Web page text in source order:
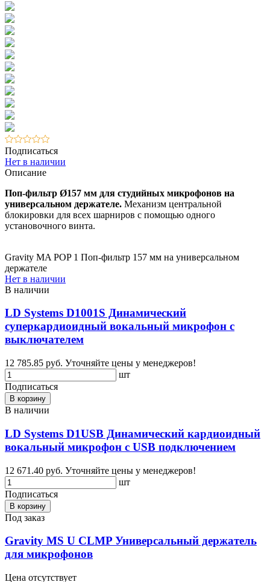
Подписаться
Нет в наличии
Описание
Поп-фильтр Ø157 мм для студийных микрофонов на
универсальном держателе. Механизм центральной
блокировки для всех шарниров с помощью одного
установочного винта.
Gravity MA POP 1 Поп-фильтр 157 мм на универсальном
держателе
Нет в наличии
В наличии
LD Systems D1001S Динамический
суперкардиоидный вокальный микрофон с
выключателем
12 785.85 руб. Уточняйте цены у менеджеров!
шт
Подписаться
В корзину
В наличии
LD Systems D1USB Динамический кардиоидный
вокальный микрофон с USB подключением
12 671.40 руб. Уточняйте цены у менеджеров!
шт
Подписаться
В корзину
Под заказ
Gravity MS U CLMP Универсальный держатель
для микрофонов
Цена отсутствует